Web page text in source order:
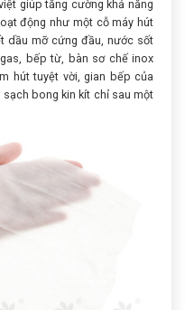
giúp tăng cường khả năng
động như một cỗ máy hút
dầu mỡ cứng đầu, nước sốt
bếp từ, bàn sơ chế inox
hút tuyệt vời, gian bếp của
sạch bong kin kít chỉ sau một